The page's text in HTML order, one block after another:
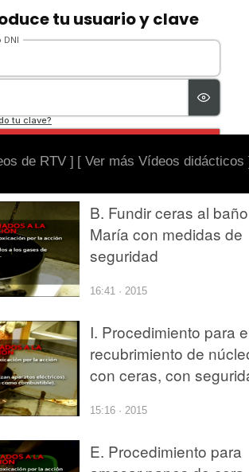
de RTV ] [ Ver más Vídeos didácticos
B. Fundir ceras al baño
María con medidas de
seguridad
16:41 · 2015
I. Procedimiento para
recubrimiento de
con ceras, con
15:16 · 2015
E. Procedimiento para